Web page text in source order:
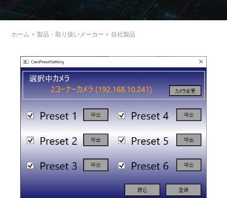
ホーム 製品・取り扱いメーカー 自社製品